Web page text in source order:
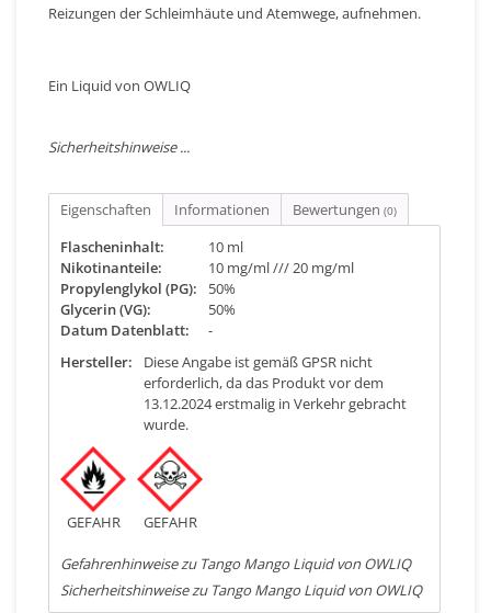
Reizungen der Schleimhäute und Atemwege, aufnehmen.
Ein Liquid von OWLIQ
Sicherheitshinweise ...
Eigenschaften Informationen Bewertungen (0)
Flascheninhalt:
10 ml
Nikotinanteile:
10 mg/ml /// 20 mg/ml
Propylenglykol (PG):
50%
Glycerin (VG):
50%
Datum Datenblatt:
-
Hersteller:
Diese Angabe ist gemäß GPSR nicht
erforderlich, da das Produkt vor dem
13.12.2024 erstmalig in Verkehr gebracht
wurde.
GEFAHR GEFAHR
Gefahrenhinweise zu Tango Mango Liquid von OWLIQ
Sicherheitshinweise zu Tango Mango Liquid von OWLIQ